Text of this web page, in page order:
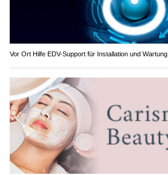
Vor Ort Hilfe EDV-Support für Installation und Wartung